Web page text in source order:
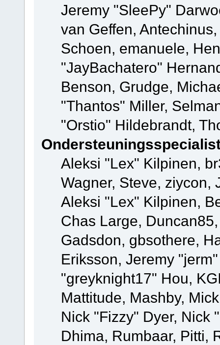
Jeremy "SleePy"
van Geffen,
Schoen, emanuele,
"JayBachatero"
Benson, Grudge,
"Thantos" Miller,
"Orstio" Hildebrandt,
Aleksi "Lex" Kilpinen,
Wagner, Steve, ziycon,
Aleksi "Lex" Kilpinen,
Chas Large,
Gadsdon, gbsothere,
Eriksson, Jeremy
"greyknight17" Hou,
Mattitude, Mashby,
Nick "Fizzy" Dyer, Nick
Dhima, Rumbaar, Pitti,